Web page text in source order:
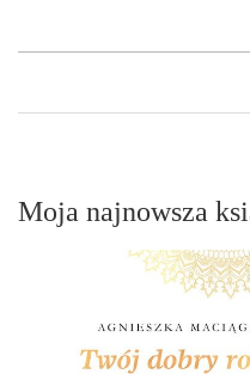
Moja najnowsza